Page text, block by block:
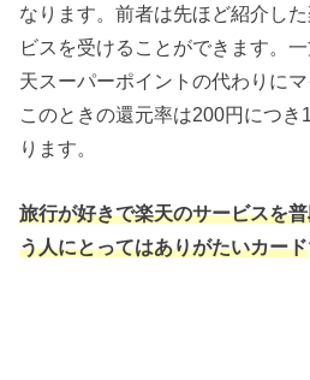
なります。前者は先ほど紹介し
ビスを受けることができます。
天スーパーポイントの代わりにマ
このときの還元率は200円につき
ります。
旅行が好きで楽天のサービスを
う人にとってはありがたいカード